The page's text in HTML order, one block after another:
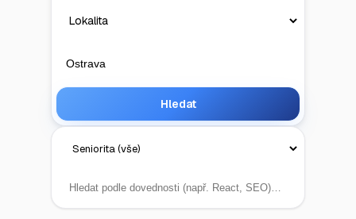
Hledat